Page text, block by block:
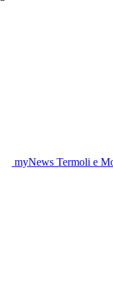
myNews Termoli e